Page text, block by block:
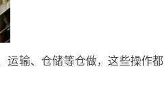
运输、仓储等仓做，这些操作都